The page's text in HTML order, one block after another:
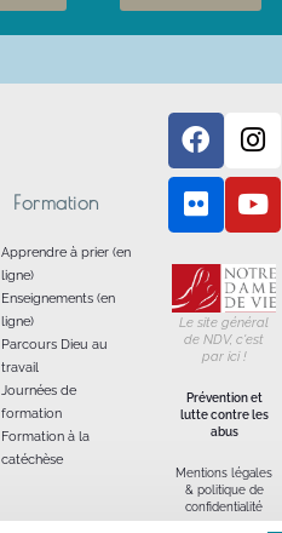
Formation
Apprendre à prier (en
ligne)
Enseignements (en
ligne)
Parcours Dieu au
travail
Journées de
formation
Formation à la
catéchèse
Le site général
de NDV, c'est
par ici !
Prévention et
lutte contre les
abus
Mentions légales
& politique de
confidentialité